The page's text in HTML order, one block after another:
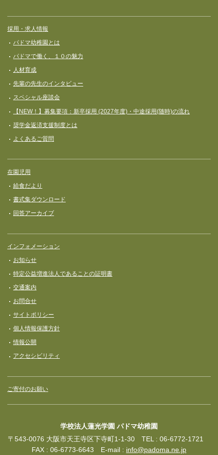
採用・求人情報
パドマ幼稚園とは
パドマで働く、１０の魅力
人材育成
先輩の先生のインタビュー
スペシャル座談会
【NEW！】募集要項：新卒採用 (2027年度)・中途採用(随時)の流れ
奨学⾦返済⽀援制度とは
よくあるご質問
在園児用
給食だより
書式集ダウンロード
回答アーカイブ
インフォメーション
お知らせ
特定公益増進法人であることの証明書
交通案内
お問合せ
サイトポリシー
個人情報保護方針
情報公開
アクセシビリティ
ご寄付のお願い
学校法人蓮光学園 パドマ幼稚園
〒543-0076 大阪市天王寺区下寺町1-1-30 TEL : 06-6772-1721
FAX : 06-6773-6643 E-mail : info@padoma.ne.jp